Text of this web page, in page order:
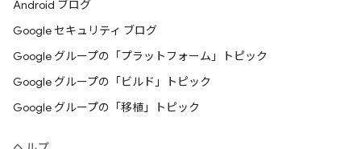
Android ブログ
Google セキュリティ ブログ
Google グループの「プラットフォーム」トピック
Google グループの「ビルド」トピック
Google グループの「移植」トピック